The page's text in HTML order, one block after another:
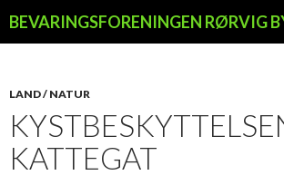
LAND / NATUR
KATTEGAT